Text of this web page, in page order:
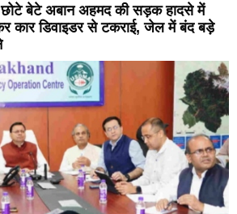
बेटे अबान अहमद की सड़क हादसे में
कार डिवाइडर से टकराई, जेल में बंद बड़े